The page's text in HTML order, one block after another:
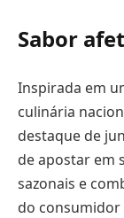
Sabor
Inspirada em
culinária
destaque de
de apostar em
sazonais e
do